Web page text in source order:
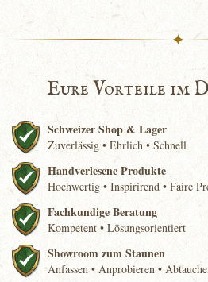
✦
Eure Vorteile im
Schweizer Shop & Lager
Zuverlässig • Ehrlich • Schnell
Handverlesene Produkte
Hochwertig • Inspirirend • Faire
Fachkundige Beratung
Kompetent • Lösungsorientiert
Showroom zum Staunen
Anfassen • Anprobieren •